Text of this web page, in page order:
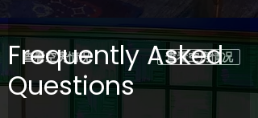
查看空房情况 查看空房情况
Frequently Asked
Questions